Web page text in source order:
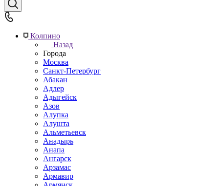
Колпино
Назад
Города
Москва
Санкт-Петербург
Абакан
Адлер
Адыгейск
Азов
Алупка
Алушта
Альметьевск
Анадырь
Анапа
Ангарск
Арзамас
Армавир